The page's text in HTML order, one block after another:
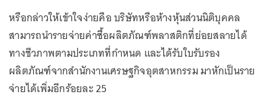
หรือกล่าวให้เข้าใจง่ายคือ บริษัทหรือห้างหุ้นส่วนนิติบุคคล
สามารถนำรายจ่ายค่าซื้อผลิตภัณฑ์พลาสติกที่ย่อยสลายได้
ทางชีวภาพตามประเภทที่กำหนด และได้รับใบรับรอง
ผลิตภัณฑ์จากสำนักงานเศรษฐกิจอุตสาหกรรม มาหักเป็นราย
จ่ายได้เพิ่มอีกร้อยละ 25